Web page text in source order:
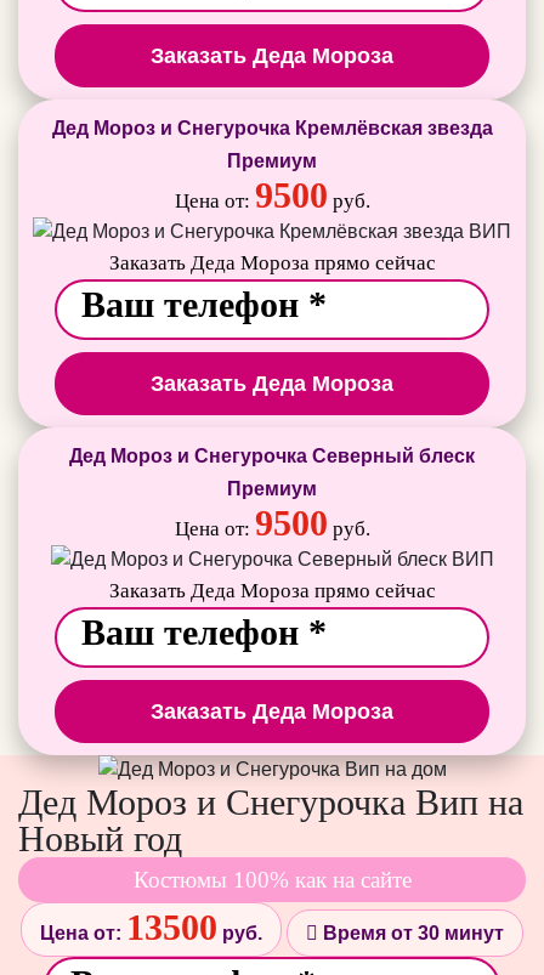
Заказать Деда Мороза
Дед Мороз и Снегурочка Кремлёвская звезда
Премиум
Цена от: 9500 руб.
Заказать Деда Мороза прямо сейчас
Заказать Деда Мороза
Дед Мороз и Снегурочка Северный блеск
Премиум
Цена от: 9500 руб.
Заказать Деда Мороза прямо сейчас
Заказать Деда Мороза
Дед Мороз и Снегурочка Вип на
Новый год
Костюмы 100% как на сайте
Цена от: 13500 руб. Время от 30 минут